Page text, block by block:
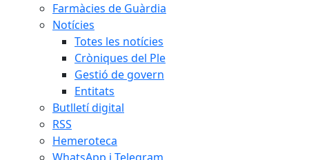
Farmàcies de Guàrdia
Notícies
Totes les notícies
Cròniques del Ple
Gestió de govern
Entitats
Butlletí digital
RSS
Hemeroteca